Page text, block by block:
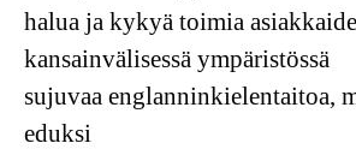
halua ja kykyä toimia
kansainvälisessä ympäristössä
sujuvaa englanninkielentaitoa,
eduksi